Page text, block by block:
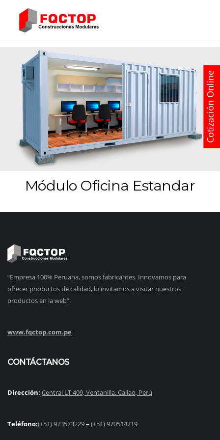
Módulo Oficina Estandar
“Empresa 100% Peruana, somos fabricantes. Innovamos para
ofrecer productos de calidad, lo invitamos a visitar nuestros
productos en la web”.
www.fqctop.com.pe
CONTÁCTANOS
Dirección: Central LT 409, Ventanilla. Callao, Perú
Teléfono:(+51) 973573229– (+51) 970514719
Cotización Online